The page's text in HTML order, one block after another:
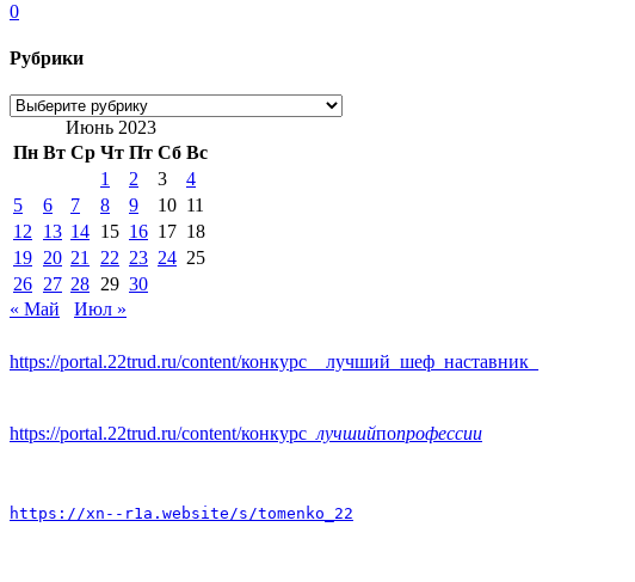
0
Рубрики
Рубрики
Июнь 2023
Пн Вт Ср Чт Пт Сб Вс
1
2 3
4
5
6 7 8 9 10 11
12
13 14 15 16 17 18
19 20 21 22 23 24 25
26 27 28 29 30
« Май
Июл »
https://portal.22trud.ru/content/конкурс__лучший_шеф_наставник_
https://portal.22trud.ru/content/конкурс _лучшийпопрофессии
https://xn--r1a.website/s/tomenko_22